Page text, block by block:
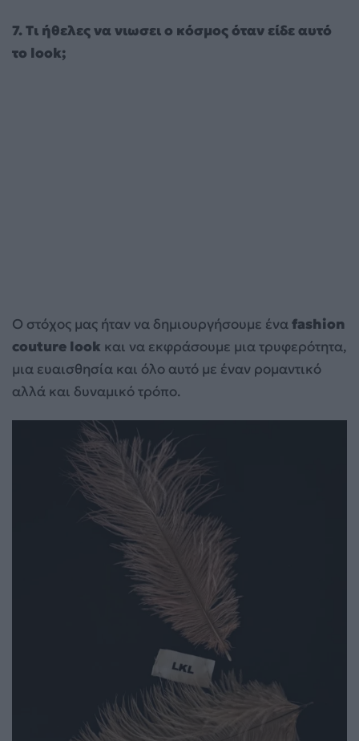
7. Τι ήθελες να νιωσει ο κόσμος όταν είδε αυτό
το look;
Ο στόχος μας ήταν να δημιουργήσουμε έναfashion
couture look και να εκφράσουμε μια τρυφερότητα,
μια ευαισθησία και όλο αυτό με έναν ρομαντικό
αλλά και δυναμικό τρόπο.